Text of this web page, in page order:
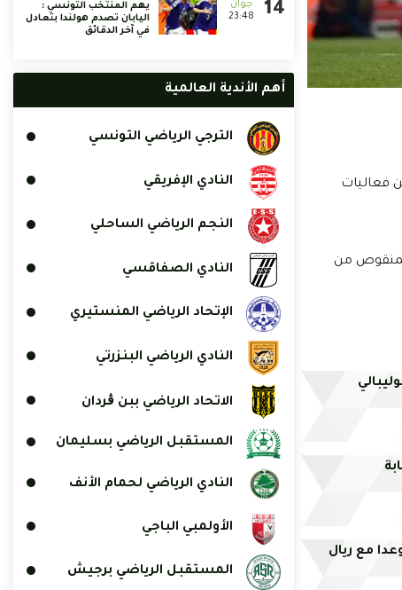
الثلاثاء 02 ماي 2023، على حساب نادي تشيلسي بثلاثية مقابل هدف واحد، بملعب الإمارات، لحساب الجولة 34 من فعاليات
سيتي المنقوص من
مع ريال
23:48
يهم المنتخب التونسي :
اليابان تصدم هولندا بتعادل
في آخر الدقائق
أهم الأندية العالمية
الترجي الرياضي التونسي
النادي الإفريقي
النجم الرياضي الساحلي
النادي الصفاقسي
الإتحاد الرياضي المنستيري
النادي الرياضي البنزرتي
الاتحاد الرياضي ببن ڨردان
المستقبل الرياضي بسليمان
النادي الرياضي لحمام الأنف
الأولمبي الباجي
المستقبل الرياضي برجيش